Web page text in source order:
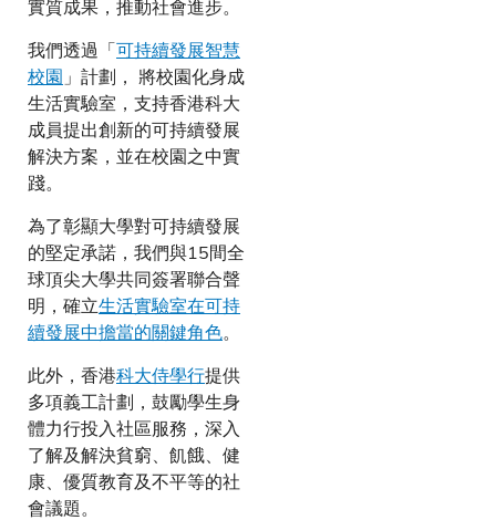
實質成果，推動社會進步。
我們透過「可持續發展智慧
校園 」計劃， 將校園化身成
生活實驗室，支持香港科大
成員提出創新的可持續發展
解決方案，並在校園之中實
踐。
為了彰顯大學對可持續發展
的堅定承諾，我們與15間全
球頂尖大學共同簽署聯合聲
明，確立生活實驗室在可持
續發展中擔當的關鍵角色。
此外，香港科大侍學行提供
多項義工計劃，鼓勵學生身
體力行投入社區服務，深入
了解及解決貧窮、飢餓、健
康、優質教育及不平等的社
會議題。